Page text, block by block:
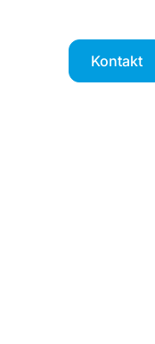
Kontakt